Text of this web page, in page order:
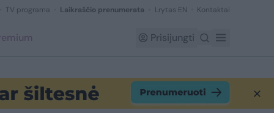
TV programa Laikraščio prenumerata Lrytas EN Kontaktai
Prisijungti